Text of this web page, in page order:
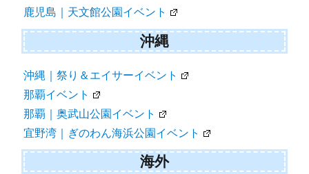
鹿児島｜天文館公園イベント
沖縄
沖縄｜祭り＆エイサーイベント
那覇イベント
那覇｜奥武山公園イベント
宜野湾｜ぎのわん海浜公園イベント
海外